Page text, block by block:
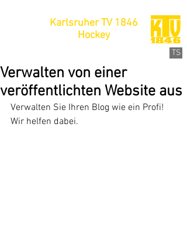
Karlsruher TV 1846
Hockey
TS
Verwalten von einer
veröffentlichten Website aus
Verwalten Sie Ihren Blog wie ein Profi!
Wir helfen dabei.